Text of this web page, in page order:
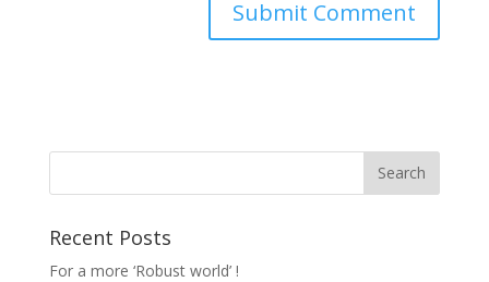
Recent Posts
For a more ‘Robust world’ !